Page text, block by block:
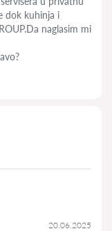
dok kuhinja i
naglasim mi
20.06.2025